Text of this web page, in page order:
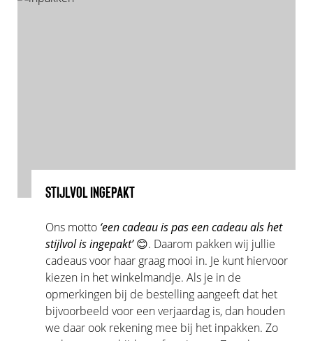
STIJLVOL INGEPAKT
Ons motto ‘een cadeau is pas een cadeau als het
stijlvol is ingepakt’😊. Daarom pakken wij jullie
cadeaus voor haar graag mooi in. Je kunt hiervoor
kiezen in het winkelmandje. Als je in de
opmerkingen bij de bestelling aangeeft dat het
bijvoorbeeld voor een verjaardag is, dan houden
we daar ook rekening mee bij het inpakken. Zo